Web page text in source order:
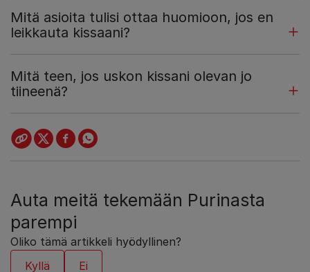
Mitä asioita tulisi ottaa huomioon, jos en
leikkauta kissaani?
Mitä teen, jos uskon kissani olevan jo
tiineenä?
Auta meitä tekemään Purinasta
parempi
Oliko tämä artikkeli hyödyllinen?